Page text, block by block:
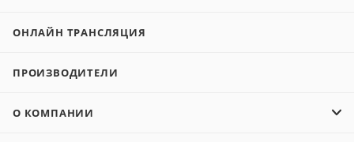
ОНЛАЙН ТРАНСЛЯЦИЯ
ПРОИЗВОДИТЕЛИ
О КОМПАНИИ